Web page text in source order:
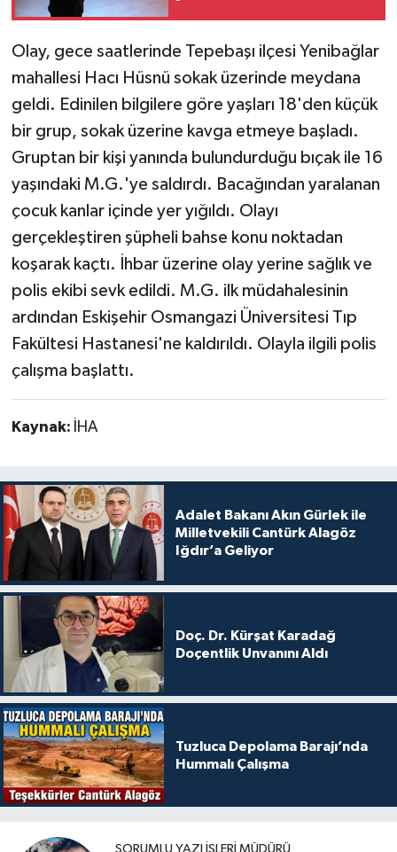
Olay, gece saatlerinde Tepebaşı ilçesi Yenibağlar
mahallesi Hacı Hüsnü sokak üzerinde meydana
geldi. Edinilen bilgilere göre yaşları 18'den küçük
bir grup, sokak üzerine kavga etmeye başladı.
Gruptan bir kişi yanında bulundurduğu bıçak ile 16
yaşındaki M.G.'ye saldırdı. Bacağından yaralanan
çocuk kanlar içinde yer yığıldı. Olayı
gerçekleştiren şüpheli bahse konu noktadan
koşarak kaçtı. İhbar üzerine olay yerine sağlık ve
polis ekibi sevk edildi. M.G. ilk müdahalesinin
ardından Eskişehir Osmangazi Üniversitesi Tıp
Fakültesi Hastanesi'ne kaldırıldı. Olayla ilgili polis
çalışma başlattı.
Kaynak: İHA
Adalet Bakanı Akın Gürlek ile
Milletvekili Cantürk Alagöz
Iğdır’a Geliyor
Doç. Dr. Kürşat Karadağ
Doçentlik Unvanını Aldı
Tuzluca Depolama Barajı’nda
Hummalı Çalışma
SORUMLU YAZI İŞLERI MÜDÜRÜ